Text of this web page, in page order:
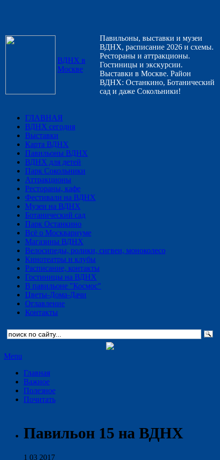
ВДНХ в
Москве
Павильоны, выставки и музеи
ВДНХ, расписание 2026 и схемы.
Рестораны и аттракционы.
Гостиницы и экскурсии.
Выставки в Москве. Район
ВДНХ: Останкино, Ботанический
сад и даже Сокольники!
ГЛАВНАЯ
ВДНХ сегодня
Выставки
Карта ВДНХ
Павильоны ВДНХ
ВДНХ для детей
Парк Сокольники
Аттракционы
Рестораны, кафе
Фестивали на ВДНХ
Музеи на ВДНХ
Ботанический сад
Парк Останкино
Всё о Москвариуме
Магазины ВДНХ
Велосипеды, ролики, сигвеи, моноколесо
Кинотеатры и клубы
Расписание, контакты
Гостиницы на ВДНХ
В павильоне "Космос"
Цветы-Дома-Дачи
Оглавление
Контакты
Menu
Главная
Важное
Полезное
Почитать
Павильон 15 на ВДНХ
1 03 2017